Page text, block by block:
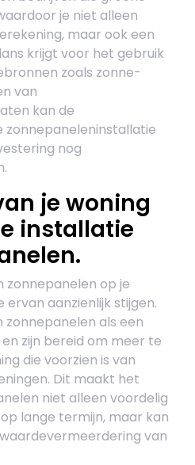
je niet alleen
maar ook een
krijgt voor het gebruik
zoals zonne-
van
kan de
zonnepaneleninstallatie
nog
je woning
installatie
zonnepanelen op je
aanzienlijk stijgen.
zonnepanelen als een
zijn bereid om meer te
die voorzien is van
Dit maakt het
niet alleen voordelig
lange termijn, maar kan
van